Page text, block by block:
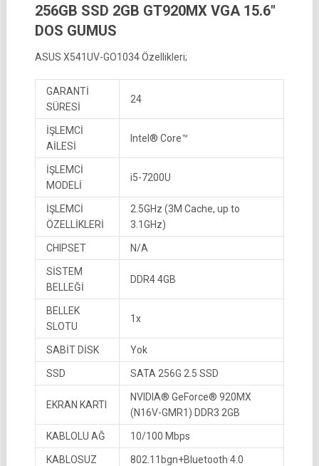
256GB SSD 2GB GT920MX VGA 15.6″
DOS GUMUS
ASUS X541UV-GO1034 Özellikleri;
GARANTİ
SÜRESİ
24
İŞLEMCİ
AİLESİ
Intel® Core™
İŞLEMCİ
MODELİ
i5-7200U
İŞLEMCİ
ÖZELLİKLERİ
2.5GHz (3M Cache, up to
3.1GHz)
CHIPSET N/A
SİSTEM
BELLEĞİ
DDR4 4GB
BELLEK
SLOTU
1x
SABİT DİSK Yok
SSD SATA 256G 2.5 SSD
EKRAN KARTI
NVIDIA® GeForce® 920MX
(N16V-GMR1) DDR3 2GB
KABLOLU AĞ 10/100 Mbps
KABLOSUZ
802.11bgn+Bluetooth 4.0